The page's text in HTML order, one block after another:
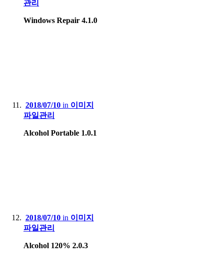
관리
Windows Repair 4.1.0
2018/07/10 in 이미지
파일관리
Alcohol Portable 1.0.1
2018/07/10 in 이미지
파일관리
Alcohol 120% 2.0.3